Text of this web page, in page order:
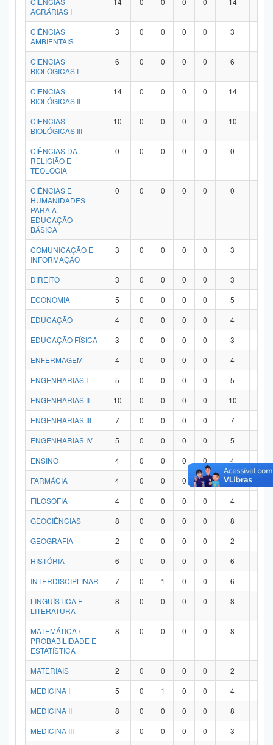
AGRÁRIAS I
CIÊNCIAS
AMBIENTAIS
3 0 0 0 0 3
CIÊNCIAS
BIOLÓGICAS I
6 0 0 0 0 6
CIÊNCIAS
BIOLÓGICAS II
14 0 0 0 0 14
CIÊNCIAS
BIOLÓGICAS III
10 0 0 0 0 10
CIÊNCIAS DA
RELIGIÃO E
TEOLOGIA
0 0 0 0 0 0
CIÊNCIAS E
HUMANIDADES
PARA A
EDUCAÇÃO
BÁSICA
0 0 0 0 0 0
COMUNICAÇÃO E
INFORMAÇÃO
3 0 0 0 0 3
DIREITO 3 0 0 0 0 3
ECONOMIA
5 0 0 0 0 5
EDUCAÇÃO
4 0 0 0 0 4
EDUCAÇÃO FÍSICA
3 0 0 0 0 3
ENFERMAGEM
4 0 0 0 0 4
ENGENHARIAS I
5 0 0 0 0 5
ENGENHARIAS II
10 0 0 0 0 10
ENGENHARIAS III
7 0 0 0 0 7
ENGENHARIAS IV
5 0 0 0 0 5
ENSINO
4 0 0 0 0 4
FARMÁCIA
4 0 0 0 0 4
FILOSOFIA
4 0 0 0 0 4
GEOCIÊNCIAS
8 0 0 0 0 8
GEOGRAFIA
2 0 0 0 0 2
HISTÓRIA
6 0 0 0 0 6
INTERDISCIPLINAR
7 0 1 0 0 6
LINGUÍSTICA E
LITERATURA
8 0 0 0 0 8
MATEMÁTICA /
PROBABILIDADE E
ESTATÍSTICA
8 0 0 0 0 8
MATERIAIS 2 0 0 0 0 2
MEDICINA I
5 0 1 0 0 4
MEDICINA II
8 0 0 0 0 8
MEDICINA III
3 0 0 0 0 3